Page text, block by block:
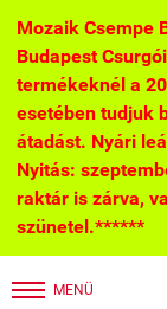
Mozaik Csempe
Budapest
termékeknél a
esetében tudjuk
átadást. Nyári
Nyitás:
raktár is zárva,
szünetel.******
MENÜ